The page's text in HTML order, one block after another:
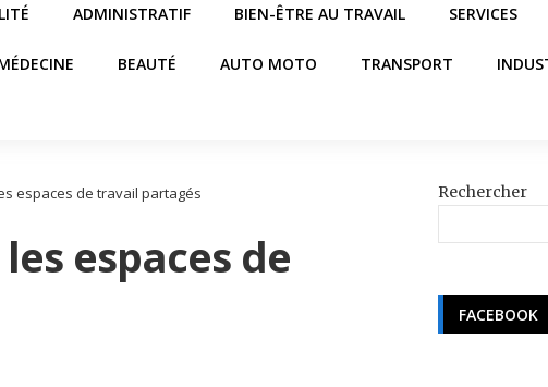
ADMINISTRATIF BIEN-ÊTRE AU TRAVAIL SERVICES
BEAUTÉ AUTO MOTO TRANSPORT
espaces de travail partagés
espaces de
Rechercher
FACEBOOK